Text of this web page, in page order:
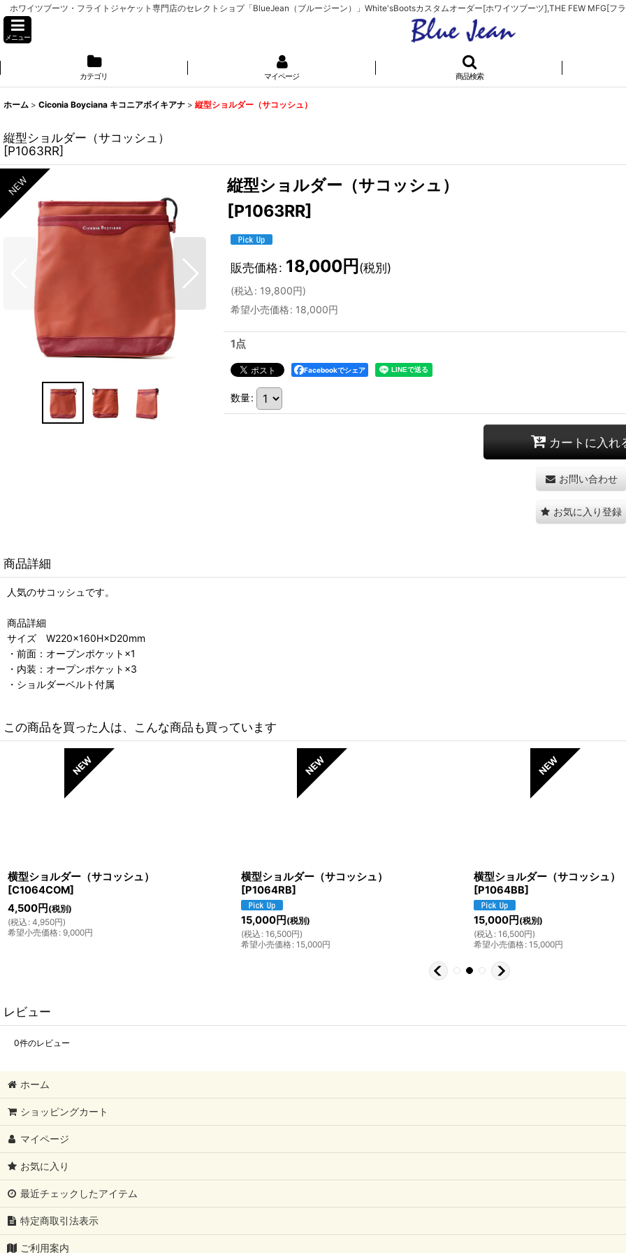
ホワイツブーツ・フライトジャケット専門店のセレクトショプ「BlueJean（ブルージーン）」White'sBootsカスタムオーダー[ホワイツブーツ],THE FEW MFG[フ
メニュー
カテゴリ マイページ 商品検索
ホーム > Ciconia Boyciana キコニアボイキアナ > 縦型ショルダー（サコッシュ）
縦型ショルダー（サコッシュ）
[P1063RR]
縦型ショルダー（サコッシュ）
[P1063RR]
販売価格: 18,000円 (税別)
(税込: 19,800円)
希望小売価格: 18,000円
1点
Facebookでシェア
数量:
カートに入れ
お問い合わせ
お気に入り登録
商品詳細
人気のサコッシュです。
商品詳細
サイズ W220×160H×D20mm
・前面：オープンポケット×1
・内装：オープンポケット×3
・ショルダーベルト付属
この商品を買った人は、こんな商品も買っています
横型ショルダー（サコッシュ）
[C1064COM]
4,500円 (税別)
(税込 : 4,950円)
希望小売価格: 9,000円
横型ショルダー（サコッシュ）
[P1064RB]
15,000円 (税別)
(税込 : 16,500円)
希望小売価格: 15,000円
横型ショルダー（サコッシュ）
[P1064BB]
15,000円 (税別)
(税込 : 16,500円)
希望小売価格: 15,000円
レビュー
0件のレビュー
ホーム
ショッピングカート
マイページ
お気に入り
最近チェックしたアイテム
特定商取引法表示
ご利用案内